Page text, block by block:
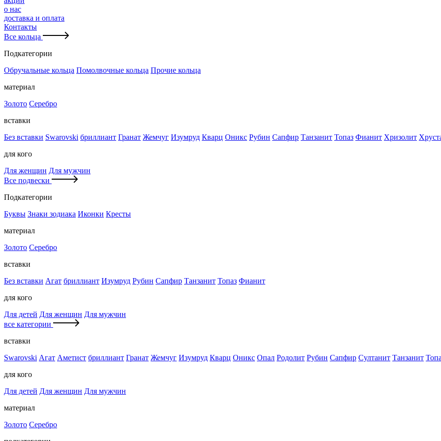
о нас
доставка и оплата
Контакты
Все кольца
Подкатегории
Обручальные кольца Помолвочные кольца Прочие кольца
материал
Золото Серебро
вставки
Без вставки Swarovski бриллиант Гранат Жемчуг Изумруд Кварц Оникс Рубин Сапфир Танзанит Топаз Фианит Хризолит
для кого
Для женщин Для мужчин
Все подвески
Подкатегории
Буквы Знаки зодиака Иконки Кресты
материал
Золото Серебро
вставки
Без вставки Агат бриллиант Изумруд Рубин Сапфир Танзанит Топаз Фианит
для кого
Для детей Для женщин Для мужчин
все категории
вставки
Swarovski Агат Аметист бриллиант Гранат Жемчуг Изумруд Кварц Оникс Опал Родолит Рубин Сапфир Султанит Танзанит
для кого
Для детей Для женщин Для мужчин
материал
Золото Серебро